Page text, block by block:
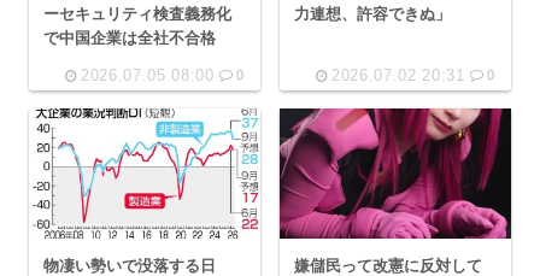
ーセキュリティ検査義務化
で中国企業は全社不合格
2026.07.05 08:00 0
力連想、許容できぬ」
2026.07.02 20:31 0
物凄い勢いで没落する日
嫌儲民って改憲に反対して